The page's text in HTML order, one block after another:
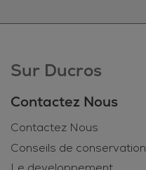
Sur Ducros
Contactez Nous
Contactez Nous
Conseils de conservation